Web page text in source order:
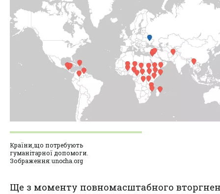
Країни,що потребують
гуманітарної допомоги.
Зображення: unocha.org
Ще з моменту повномасштабного